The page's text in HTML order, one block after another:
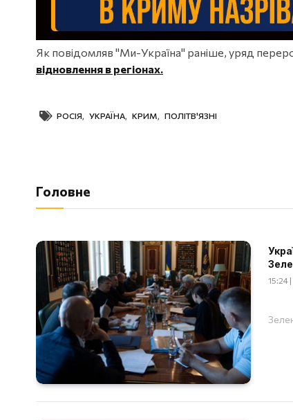
Як повідомляв "Ми-Україна" раніше, уряд
відновлення в регіонах.
РОСІЯ, УКРАЇНА, КРИМ, ПОЛІТВ'ЯЗНІ
Головне
15:24